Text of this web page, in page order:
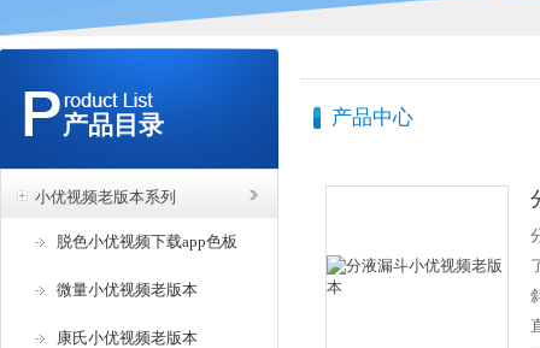
产品目录
小优视频老版本系列
脱色小优视频下载app色板
微量小优视频老版本
康氏小优视频老版本
产品中心